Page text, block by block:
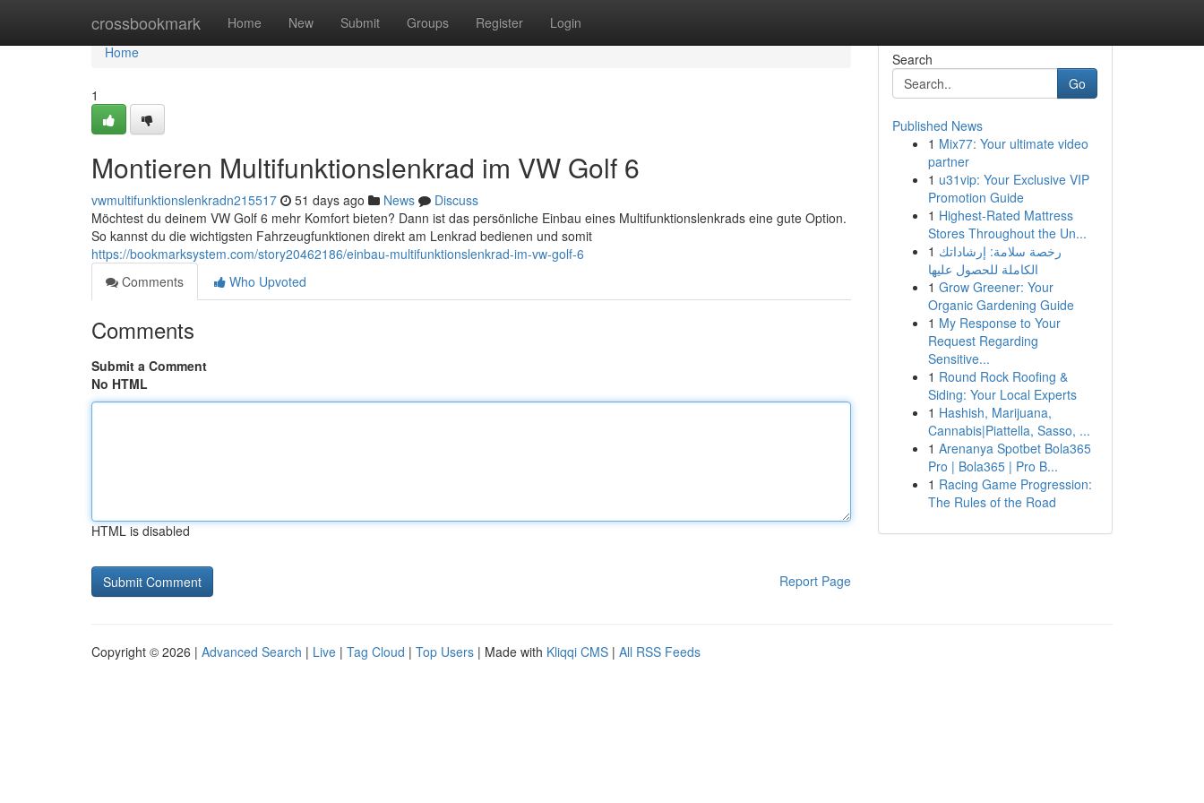
crossbookmark Home New Submit Groups Register Login
Home
Home
1
Montieren Multifunktionslenkrad im VW Golf 6
vwmultifunktionslenkradn215517 51 days ago News
Discuss
Möchtest du deinem VW Golf 6 mehr Komfort bieten? Dann ist das persönliche Einbau eines Multifunktionslenkrads eine gute Option.
So kannst du die wichtigsten Fahrzeugfunktionen direkt am Lenkrad bedienen und somit
https://bookmarksystem.com/story20462186/einbau-multifunktionslenkrad-im-vw-golf-6
Comments
Who Upvoted
Comments
Submit a Comment
No HTML
HTML is disabled
Report Page
Search
Go
Published News
1 Mix77: Your ultimate video
partner
1 u31vip: Your Exclusive VIP
Promotion Guide
1 Highest-Rated Mattress
Stores Throughout the Un...
1 رخصة سلامة: إرشاداتك
الكاملة للحصول عليها
1 Grow Greener: Your
Organic Gardening Guide
1 My Response to Your
Request Regarding
Sensitive...
1 Round Rock Roofing &
Siding: Your Local Experts
1 Hashish, Marijuana,
Cannabis|Piattella, Sasso, ...
1 Arenanya Spotbet Bola365
Pro | Bola365 | Pro B...
1 Racing Game Progression:
The Rules of the Road
Copyright © 2026 | Advanced Search | Live | Tag Cloud | Top Users | Made with Kliqqi CMS | All RSS Feeds